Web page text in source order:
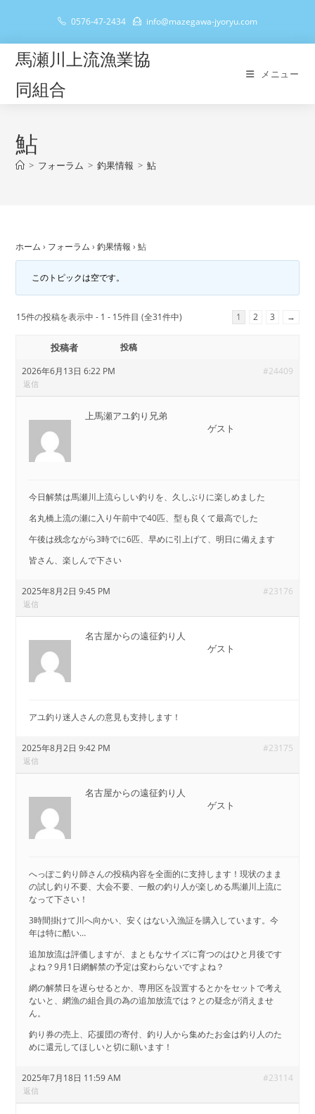
テ
0576-47-2434 info@mazegawa-jyoryu.com
馬瀬川上流漁業協
同組合
メニュー
鮎
> フォーラム > 釣果情報 > 鮎
ホーム › フォーラム › 釣果情報 › 鮎
このトピックは空です。
15件の投稿を表示中 - 1 - 15件目 (全31件中) 1 2 3 →
投稿者
投稿
2026年6月13日 6:22 PM
#24409
返信
上馬瀬アユ釣り兄弟
ゲスト
今日解禁は馬瀬川上流らしい釣りを、久しぶりに楽しめました
名丸橋上流の瀬に入り午前中で40匹、型も良くて最高でした
午後は残念ながら3時でに6匹、早めに引上げて、明日に備えます
皆さん、楽しんで下さい
2025年8月2日 9:45 PM #23176
返信
名古屋からの遠征釣り人
ゲスト
アユ釣り迷人さんの意見も支持します！
2025年8月2日 9:42 PM #23175
返信
名古屋からの遠征釣り人
ゲスト
へっぽこ釣り師さんの投稿内容を全面的に支持します！現状のまま
の試し釣り不要、大会不要、一般の釣り人が楽しめる馬瀬川上流に
なって下さい！
3時間掛けて川へ向かい、安くはない入漁証を購入しています。今
年は特に酷い…
追加放流は評価しますが、まともなサイズに育つのはひと月後です
よね？9月1日網解禁の予定は変わらないですよね？
網の解禁日を遅らせるとか、専用区を設置するとかをセットで考え
ないと、網漁の組合員の為の追加放流では？との疑念が消えませ
ん。
釣り券の売上、応援団の寄付、釣り人から集めたお金は釣り人のた
めに還元してほしいと切に願います！
2025年7月18日 11:59 AM #23114
返信